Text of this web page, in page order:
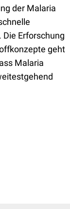
der Malaria
Erforschung
geht
Malaria